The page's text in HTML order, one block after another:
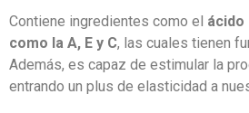
Contiene ingredientes como el ácido
como la A, E y C, las cuales tienen
Además, es capaz de estimular la
entrando un plus de elasticidad a